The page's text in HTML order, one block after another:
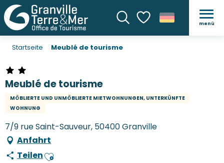
SucheVoir les favoris
menü
Startseite Meublé de tourisme
Meublé de tourisme
MÖBLIERTE UND UNMÖBLIERTE MIETWOHNUNGEN, UNTERKÜNFTE
WOHNUNG
7/9 rue Saint-Sauveur, 50400 Granville
Anfahrt
TeilenAjouter aux favoris